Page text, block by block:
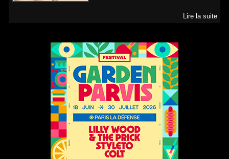
Lire la suite